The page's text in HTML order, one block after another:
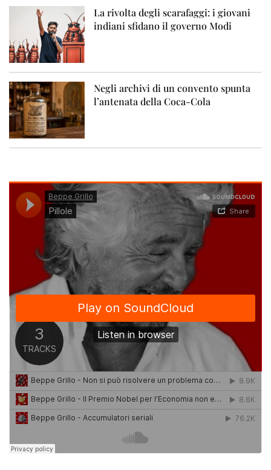
La rivolta degli scarafaggi: i giovani
indiani sfidano il governo Modi
Negli archivi di un convento spunta
l’antenata della Coca-Cola